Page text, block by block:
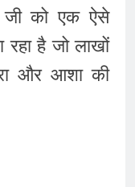
जी को एक ऐसे
है जो लाखों
और आशा की